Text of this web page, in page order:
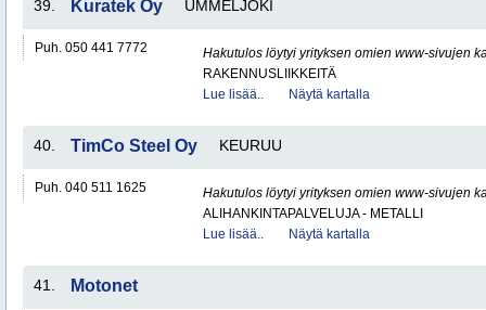
39. Kuratek Oy UMMELJOKI
Puh. 050 441 7772
Hakutulos löytyi yrityksen omien www-sivujen
RAKENNUSLIIKKEITÄ
Lue lisää..
Näytä kartalla
40. TimCo Steel Oy KEURUU
Puh. 040 511 1625
Hakutulos löytyi yrityksen omien www-sivujen
ALIHANKINTAPALVELUJA - METALLI
Lue lisää..
Näytä kartalla
41. Motonet